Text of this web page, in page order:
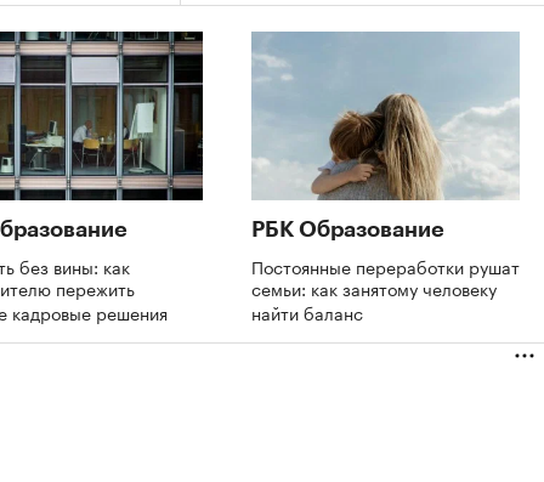
без вины: как
пережить
кадровые решения
РБК Образование
Постоянные переработки рушат
семьи: как занятому человеку
найти баланс